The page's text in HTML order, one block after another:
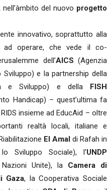
nell’àmbito del nuovo progetto
innovativo, soprattutto alla
operare, che vede il co-
dell’AICS (Agenzia
e la partnership della
e Sviluppo) e della FISH
Handicap) – quest’ultima fa
insieme ad EducAid – oltre
realtà locali, italiane e
El Amal di Rafah in
Sviluppo Sociale), l’UNDP
Unite), la Camera di
Gaza, la Cooperativa Sociale